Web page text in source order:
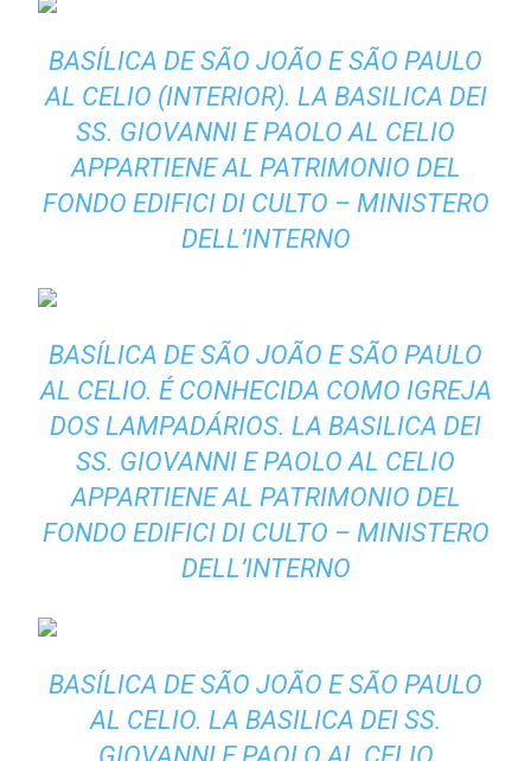
BASÍLICA DE SÃO JOÃO E SÃO PAULO
AL CELIO (INTERIOR). LA BASILICA DEI
SS. GIOVANNI E PAOLO AL CELIO
APPARTIENE AL PATRIMONIO DEL
FONDO EDIFICI DI CULTO – MINISTERO
DELL’INTERNO
BASÍLICA DE SÃO JOÃO E SÃO PAULO
AL CELIO. É CONHECIDA COMO IGREJA
DOS LAMPADÁRIOS. LA BASILICA DEI
SS. GIOVANNI E PAOLO AL CELIO
APPARTIENE AL PATRIMONIO DEL
FONDO EDIFICI DI CULTO – MINISTERO
DELL’INTERNO
BASÍLICA DE SÃO JOÃO E SÃO PAULO
AL CELIO. LA BASILICA DEI SS.